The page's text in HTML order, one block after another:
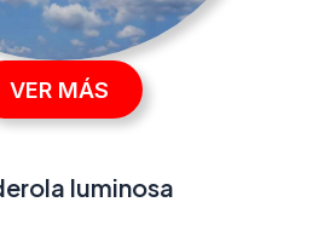
VER MÁS
luminosa